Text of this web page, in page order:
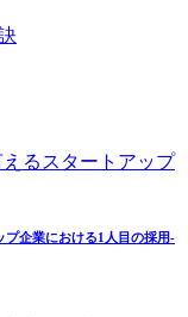
プ企業における1人目の採用-